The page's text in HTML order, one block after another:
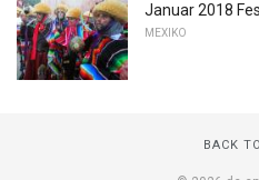
Januar 2018
MEXIKO
BACK